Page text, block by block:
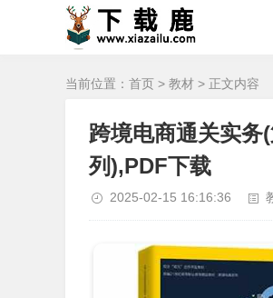
当前位置： 首页 > 教材 > 正文内容
跨境电商通关实务
列),PDF下载
2025-02-15 16:16:36